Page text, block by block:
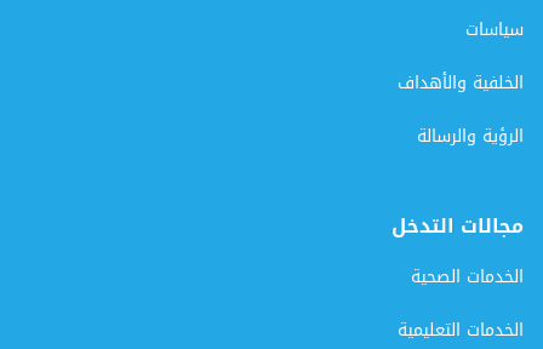
سياسات
الخلفية والأهداف
الرؤية والرسالة
مجالات التدخل
الخدمات الصحية
الخدمات التعليمية